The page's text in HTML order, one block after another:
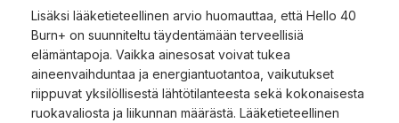
Lisäksi lääketieteellinen arvio huomauttaa, että Hello 40
Burn+ on suunniteltu täydentämään terveellisiä
elämäntapoja. Vaikka ainesosat voivat tukea
aineenvaihduntaa ja energiantuotantoa, vaikutukset
riippuvat yksilöllisestä lähtötilanteesta sekä kokonaisesta
ruokavaliosta ja liikunnan määrästä. Lääketieteellinen